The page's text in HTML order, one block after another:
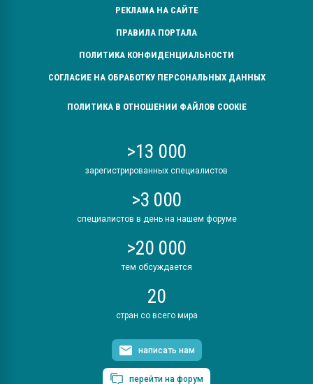
РЕКЛАМА НА САЙТЕ
ПРАВИЛА ПОРТАЛА
ПОЛИТИКА КОНФИДЕНЦИАЛЬНОСТИ
СОГЛАСИЕ НА ОБРАБОТКУ ПЕРСОНАЛЬНЫХ ДАННЫХ
ПОЛИТИКА В ОТНОШЕНИИ ФАЙЛОВ COOKIE
>13 000
зарегистрированных специалистов
>3 000
специалистов в день на нашем форуме
>20 000
тем обсуждается
20
стран со всего мира
написать нам
перейти на форум